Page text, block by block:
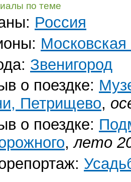
по теме
Россия
Московская
Звенигород
о поездке:
Петрищево,
о поездке:
,лето